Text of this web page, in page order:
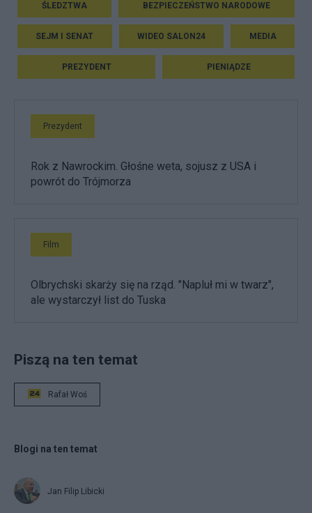
ŚLEDZTWA BEZPIECZEŃSTWO NARODOWE
SEJM I SENAT WIDEO SALON24 MEDIA
PREZYDENT PIENIĄDZE
Prezydent
Rok z Nawrockim. Głośne weta, sojusz z USA i
powrót do Trójmorza
Film
Olbrychski skarży się na rząd. "Napluł mi w twarz",
ale wystarczył list do Tuska
Piszą na ten temat
Rafał Woś
Blogi na ten temat
Jan Filip Libicki